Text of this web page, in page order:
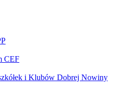
CEF
i Klubów Dobrej Nowiny